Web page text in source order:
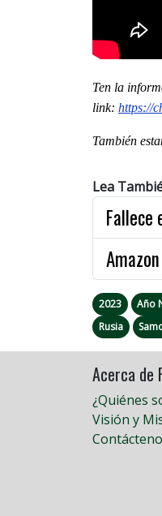
Ten la
link: https://
También
Lea
Fallece
2023 Año
Rusia
Acerca de
¿Quiénes
Visión y